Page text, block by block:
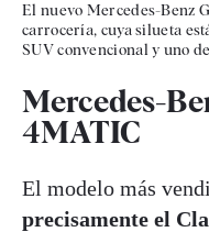
El nuevo Mercedes-Benz
carrocería, cuya silueta
SUV convencional y uno
Mercedes-
4MATIC
El modelo más
precisamente el